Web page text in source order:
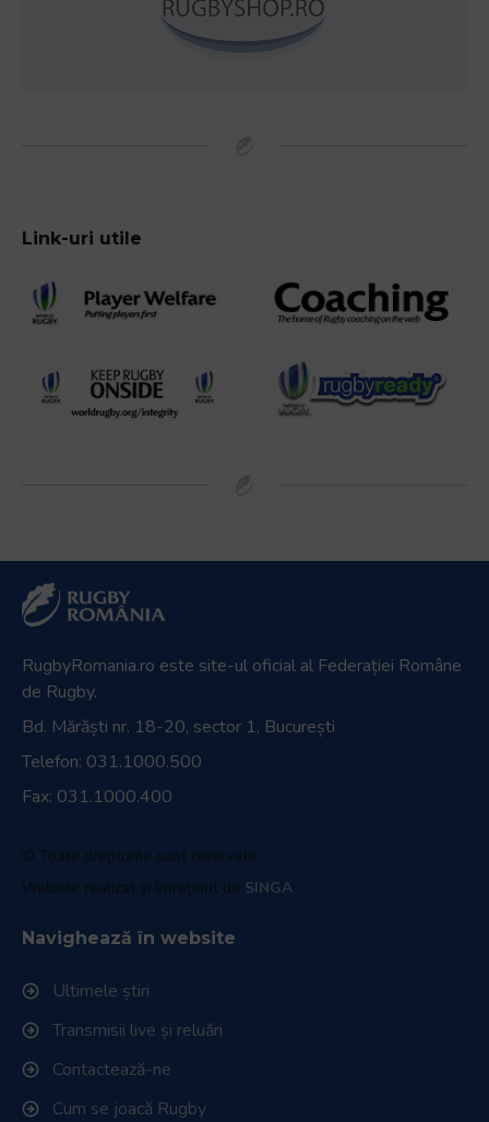
Link-uri utile
RugbyRomania.ro este site-ul oficial al Federației Române
de Rugby.
Bd. Mărăști nr. 18-20, sector 1, București
Telefon: 031.1000.500
Fax: 031.1000.400
© Toate drepturile sunt rezervate.
Website realizat și întreținut de SINGA
Navighează în website
Ultimele știri
Transmisii live și reluări
Contactează-ne
Cum se joacă Rugby